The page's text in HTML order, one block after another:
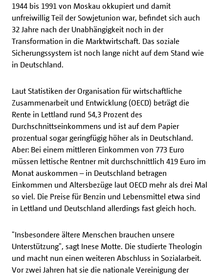
1944 bis 1991 von Moskau okkupiert und damit
unfreiwillig Teil der Sowjetunion war, befindet sich auch
32 Jahre nach der Unabhängigkeit noch in der
Transformation in die Marktwirtschaft. Das soziale
Sicherungssystem ist noch lange nicht auf dem Stand wie
in Deutschland.
Laut Statistiken der Organisation für wirtschaftliche
Zusammenarbeit und Entwicklung (OECD) beträgt die
Rente in Lettland rund 54,3 Prozent des
Durchschnittseinkommens und ist auf dem Papier
prozentual sogar geringfügig höher als in Deutschland.
Aber: Bei einem mittleren Einkommen von 773 Euro
müssen lettische Rentner mit durchschnittlich 419 Euro im
Monat auskommen – in Deutschland betragen
Einkommen und Altersbezüge laut OECD mehr als drei Mal
so viel. Die Preise für Benzin und Lebensmittel etwa sind
in Lettland und Deutschland allerdings fast gleich hoch.
"Insbesondere ältere Menschen brauchen unsere
Unterstützung", sagt Inese Motte. Die studierte Theologin
und macht nun einen weiteren Abschluss in Sozialarbeit.
Vor zwei Jahren hat sie die nationale Vereinigung der